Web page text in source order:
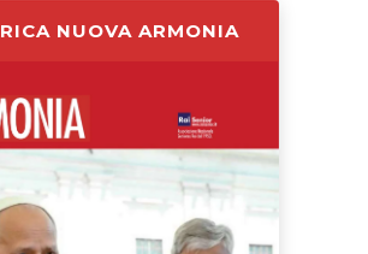
NUOVA ARMONIA